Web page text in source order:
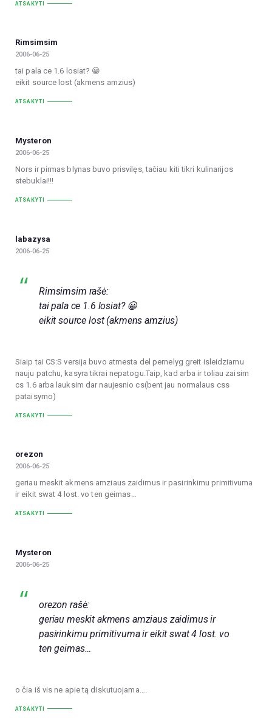
ATSAKYTI
Rimsimsim
2006-06-25
tai pala ce 1.6 losiat? 😀
eikit source lost (akmens amzius)
ATSAKYTI
Mysteron
2006-06-25
Nors ir pirmas blynas buvo prisvilęs, tačiau kiti tikri kulinarijos
stebuklai!!!
ATSAKYTI
labazysa
2006-06-25
Rimsimsim rašė:
tai pala ce 1.6 losiat? 😀
eikit source lost (akmens amzius)
Siaip tai CS:S versija buvo atmesta del pernelyg greit isleidziamu
nauju patchu, kasyra tikrai nepatogu.Taip, kad arba ir toliau zaisim
cs 1.6 arba lauksim dar naujesnio cs(bent jau normalaus css
pataisymo)
ATSAKYTI
orezon
2006-06-25
geriau meskit akmens amziaus zaidimus ir pasirinkimu primitivuma
ir eikit swat 4 lost. vo ten geimas…
ATSAKYTI
Mysteron
2006-06-25
orezon rašė:
geriau meskit akmens amziaus zaidimus ir
pasirinkimu primitivuma ir eikit swat 4 lost. vo
ten geimas…
o čia iš vis ne apie tą diskutuojama….
ATSAKYTI